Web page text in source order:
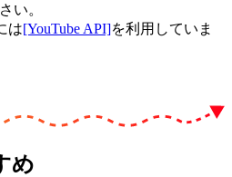
い。
は[YouTube API]を利用していま
め